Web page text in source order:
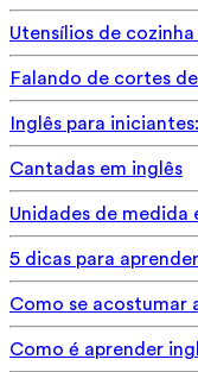
Utensílios de
Falando de cortes
Inglês para
Cantadas em inglês
Unidades de medida
5 dicas para
Como se acostumar
Como é aprender